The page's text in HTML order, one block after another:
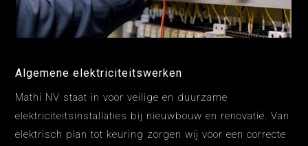
Algemene elektriciteitswerken
Mathi NV staat in voor veilige en duurzame
elektriciteitsinstallaties bij nieuwbouw en renovatie. Van
elektrisch plan tot keuring zorgen wij voor een correcte